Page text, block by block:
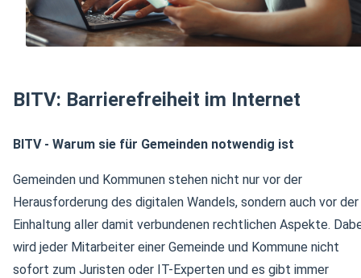
BITV: Barrierefreiheit im Internet
BITV - Warum sie für Gemeinden notwendig ist
Gemeinden und Kommunen stehen nicht nur vor der
Herausforderung des digitalen Wandels, sondern auch vor der
Einhaltung aller damit verbundenen rechtlichen Aspekte.
wird jeder Mitarbeiter einer Gemeinde und Kommune nicht
sofort zum Juristen oder IT-Experten und es gibt immer